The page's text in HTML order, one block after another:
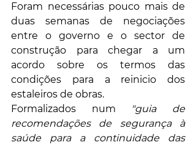
Foram necessárias pouco mais de
duas semanas de negociações
entre o governo e o sector de
construção para chegar a um
acordo sobre os termos das
condições para a reinicio dos
estaleiros de obras.
Formalizados num
"guia de
recomendações de segurança à
saúde para a continuidade das